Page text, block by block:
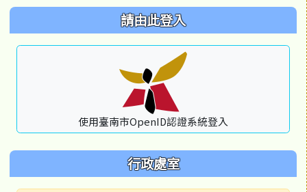
左邊區域內容 請由此登入
使用臺南市OpenID認證系統登入
行政處室